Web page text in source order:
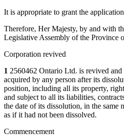
It is appropriate to grant the
Therefore, Her Majesty, by and with
Legislative Assembly of the Province
Corporation revived
1 2560462 Ontario Ltd. is revived
acquired by any person after its
position, including all its property,
and subject to all its liabilities,
the date of its dissolution, in the same
as if it had not been dissolved.
Commencement